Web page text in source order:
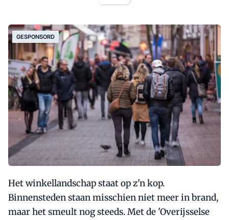
GESPONSORD
Het winkellandschap staat op z'n kop.
Binnensteden staan misschien niet meer in brand,
maar het smeult nog steeds. Met de 'Overijsselse